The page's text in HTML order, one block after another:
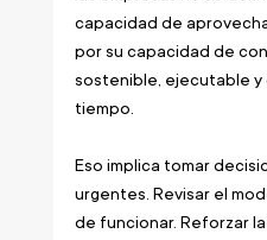
capacidad de
por su capacidad de
sostenible, ejecutable
tiempo.
Eso implica tomar
urgentes. Revisar el
de funcionar. Reforzar